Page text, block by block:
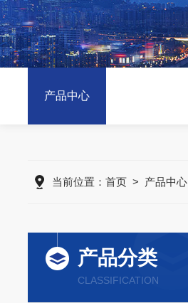
产品中心
当前位置： 首页 > 产品中心
产品分类
CLASSIFICATION